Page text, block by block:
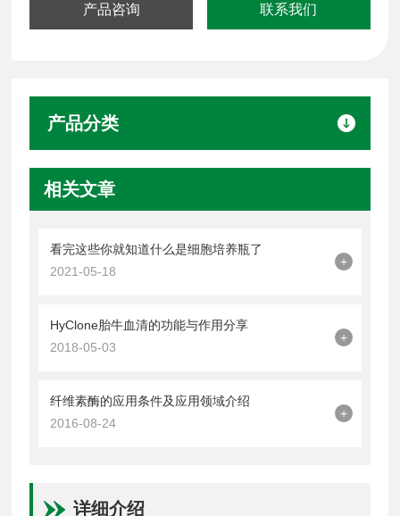
产品咨询 联系我们
产品分类
相关文章
看完这些你就知道什么是细胞培养瓶了
2021-05-18
+
HyClone胎牛血清的功能与作用分享
2018-05-03
+
纤维素酶的应用条件及应用领域介绍
2016-08-24
+
详细介绍